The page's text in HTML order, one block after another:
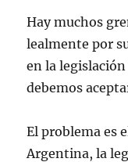
Hay muchos
lealmente por
en la
debemos
El problema es
Argentina, la